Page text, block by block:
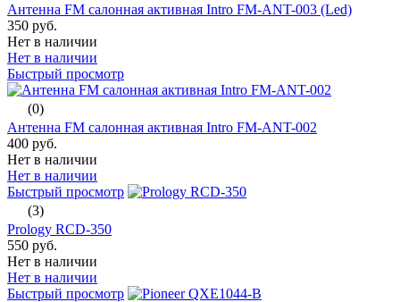
Антенна FM салонная активная Intro FM-ANT-003 (Led)
350 руб.
Нет в наличии
Нет в наличии
Быстрый просмотр
(0)
Антенна FM салонная активная Intro FM-ANT-002
400 руб.
Нет в наличии
Нет в наличии
Быстрый просмотр
(3)
Prology RCD-350
550 руб.
Нет в наличии
Нет в наличии
Быстрый просмотр